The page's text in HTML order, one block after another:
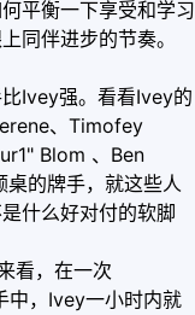
平衡一下享受和学习
同伴进步的节奏。
Ivey强。看看Ivey的
、Timofey
Blom 、Ben
的牌手，就这些人
什么好对付的软脚
看，在一次
，Ivey一小时内就